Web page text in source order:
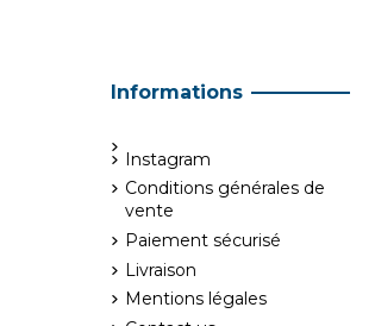
Informations
Instagram
Conditions générales de
vente
Paiement sécurisé
Livraison
Mentions légales